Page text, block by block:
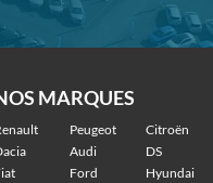
MARQUES
Peugeot
Citroën
Audi
DS
Ford Hyundai